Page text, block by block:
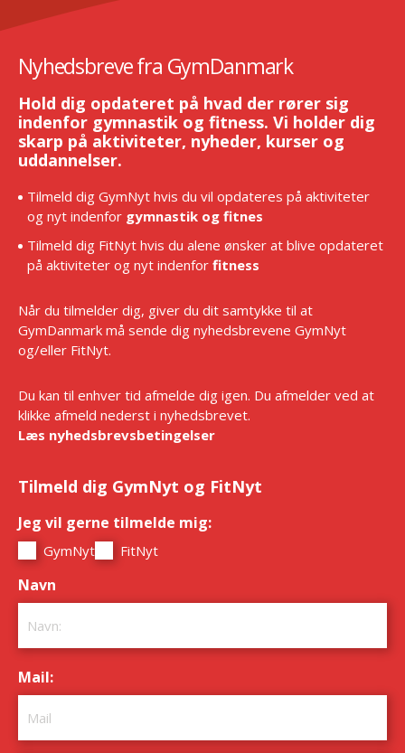
Nyhedsbreve fra GymDanmark
Hold dig opdateret på hvad der rører sig
indenfor gymnastik og fitness. Vi holder dig
skarp på aktiviteter, nyheder, kurser og
uddannelser.
Tilmeld dig GymNyt hvis du vil opdateres på aktiviteter
og nyt indenfor gymnastik og fitnes
Tilmeld dig FitNyt hvis du alene ønsker at blive opdateret
på aktiviteter og nyt indenfor fitness
Når du tilmelder dig, giver du dit samtykke til at
GymDanmark må sende dig nyhedsbrevene GymNyt
og/eller FitNyt.
Du kan til enhver tid afmelde dig igen. Du afmelder ved at
klikke afmeld nederst i nyhedsbrevet.
Læs nyhedsbrevsbetingelser
Tilmeld dig GymNyt og FitNyt
Jeg vil gerne tilmelde mig:
GymNyt FitNyt
Navn
Mail: